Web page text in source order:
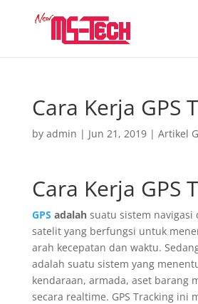
Cara Kerja GPS
by admin | Jun 21, 2019| Artikel
Cara Kerja GPS
GPS adalahsuatu sistem navigasi
satelit yang berfungsi untuk
arah kecepatan dan waktu.
adalah suatu sistem yang
kendaraan, armada, aset barang
secara realtime. GPS Tracking ini